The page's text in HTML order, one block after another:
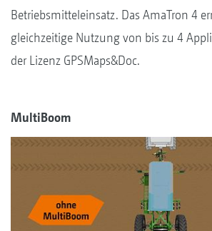
Betriebsmitteleinsatz. Das AmaTron 4
gleichzeitige Nutzung von bis zu 4
der Lizenz GPSMaps&Doc.
MultiBoom